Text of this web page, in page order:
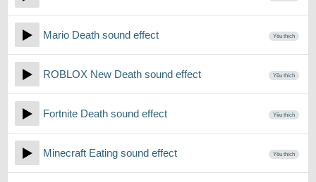
Mario Death sound effect Yêu thích
ROBLOX New Death sound effect Yêu thích
Fortnite Death sound effect Yêu thích
Minecraft Eating sound effect Yêu thích